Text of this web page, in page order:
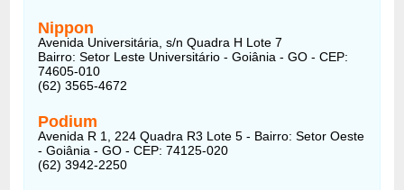
Nippon
Avenida Universitária, s/n Quadra H Lote 7
Bairro: Setor Leste Universitário - Goiânia - GO - CEP:
74605-010
(62) 3565-4672
Podium
Avenida R 1, 224 Quadra R3 Lote 5 - Bairro: Setor Oeste
- Goiânia - GO - CEP: 74125-020
(62) 3942-2250